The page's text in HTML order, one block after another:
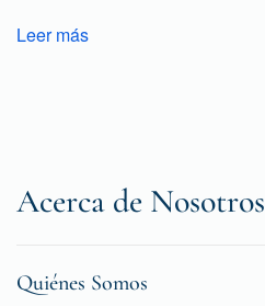
Leer más
Acerca de Nosotros
Quiénes Somos